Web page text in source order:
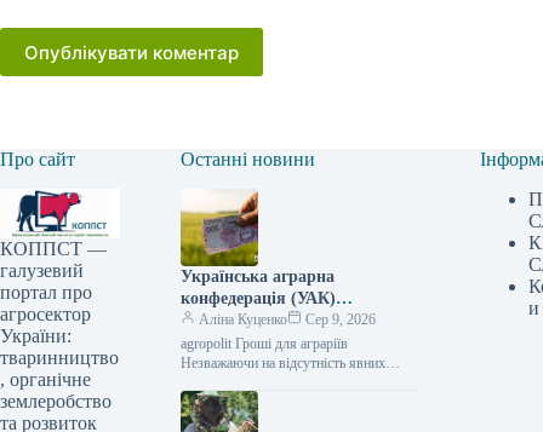
Опублікувати коментар
Про сайт
КОППСТ —
галузевий
портал про
агросектор
України:
тваринництво
, органічне
землеробство
та розвиток
Останні новини
Українська аграрна
конфедерація (УАК)
визначила
сільгоспвиробників, які
першими можуть зіткнутися з
АГРОПОЛІТ
Аліна Куценко
Сер 9, 2026
agropolit Гроші для аграріїв
Незважаючи на відсутність явних
певні групи виробників можуть
опинитися на грані…
и